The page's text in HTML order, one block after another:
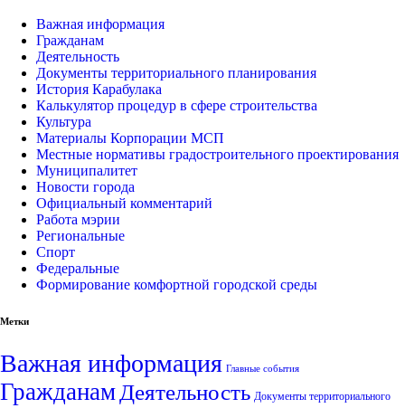
Важная информация
Гражданам
Деятельность
Документы территориального планирования
История Карабулака
Калькулятор процедур в сфере строительства
Культура
Материалы Корпорации МСП
Местные нормативы градостроительного проектирования
Муниципалитет
Новости города
Официальный комментарий
Работа мэрии
Региональные
Спорт
Федеральные
Формирование комфортной городской среды
Метки
Важная информация Главные события
Гражданам Деятельность Документы территориального